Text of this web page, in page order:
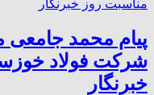
پیام محمد
شرکت فولاد
خبرنگار